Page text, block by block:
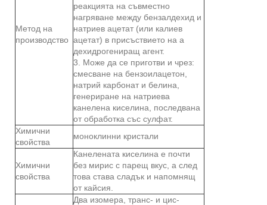
Метод на
производство
реакцията на съвместно
нагряване между бензалдехид и
натриев ацетат (или калиев
ацетат) в присъствието на a
дехидрогениращ агент.
3. Може да се приготви и чрез:
смесване на бензоилацетон,
натрий карбонат и белина,
генериране на натриева
канелена киселина, последвана
от обработка със сулфат.
Химични
свойства
моноклинни кристали
Химични
свойства
Канелената киселина е почти
без мирис с парещ вкус, а след
това става сладък и напомнящ
от кайсия.
Два изомера, транс- и цис-